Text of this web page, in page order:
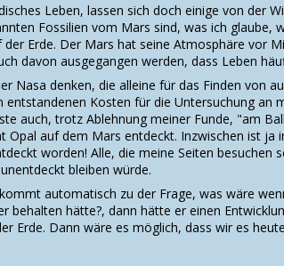
Leben, lassen sich doch einige von der
Fossilien vom Mars sind, was ich glaube,
Erde. Der Mars hat seine Atmosphäre vor
davon ausgegangen werden, dass Leben
Nasa denken, die alleine für das Finden von
entstandenen Kosten für die Untersuchung an
auch, trotz Ablehnung meiner Funde, "am
Opal auf dem Mars entdeckt. Inzwischen ist ja
worden! Alle, die meine Seiten besuchen
bleiben würde.
automatisch zu der Frage, was wäre
behalten hätte?, dann hätte er einen
Erde. Dann wäre es möglich, dass wir es